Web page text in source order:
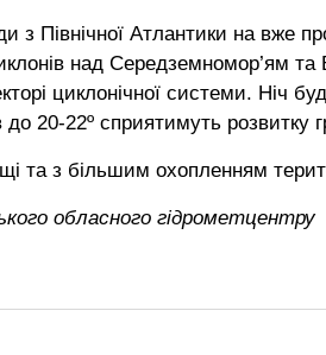
з Північної Атлантики на вже
над Середземномор’ям
циклонічної системи. Ніч
до 20-22º сприятимуть
та з більшим охопленням
обласного гідрометцентру